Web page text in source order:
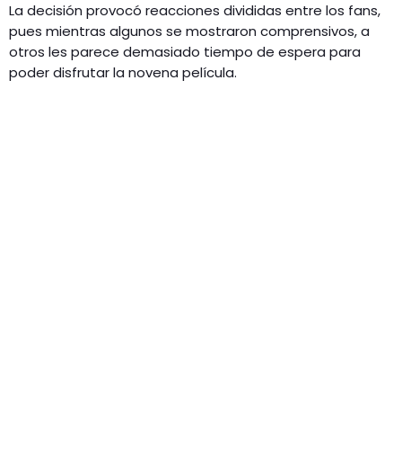
La decisión provocó reacciones divididas entre los fans,
pues mientras algunos se mostraron comprensivos, a
otros les parece demasiado tiempo de espera para
poder disfrutar la novena película.